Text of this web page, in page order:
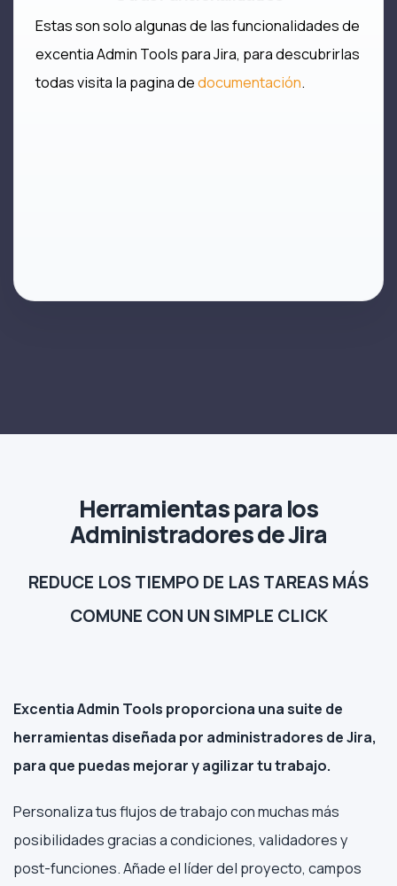
Estas son solo algunas de las funcionalidades de
excentia Admin Tools para Jira, para descubrirlas
todas visita la pagina dedocumentación.
Herramientas para los
Administradores de Jira
REDUCE LOS TIEMPO DE LAS TAREAS MÁS
COMUNE CON UN SIMPLE CLICK
Excentia Admin Tools proporciona una suite de
herramientas diseñada por administradores de Jira,
para que puedas mejorar y agilizar tu trabajo.
Personaliza tus flujos de trabajo con muchas más
posibilidades gracias a condiciones, validadores y
post-funciones. Añade el líder del proyecto, campos